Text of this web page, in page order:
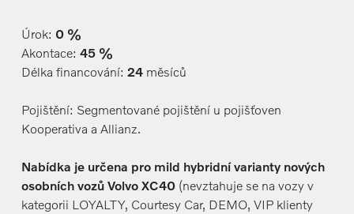
Úrok: 0 %
Akontace: 45 %
Délka financování: 24měsíců
Pojištění: Segmentované pojištění u pojišťoven
Kooperativa a Allianz.
Nabídka je určena pro mild hybridní varianty nových
osobních vozů Volvo XC40(nevztahuje se na vozy v
kategorii LOYALTY, Courtesy Car, DEMO, VIP klienty